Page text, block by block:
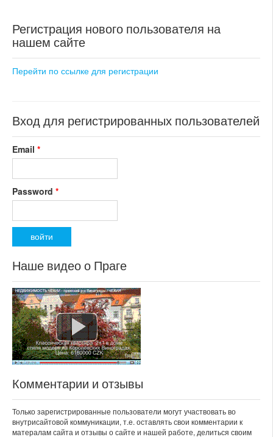
Регистрация нового пользователя на
нашем сайте
Перейти по ссылке для регистрации
Вход для регистрированных пользователей
Email *
Password *
Наше видео о Праге
Комментарии и отзывы
Только зарегистрированные пользователи могут участвовать во
внутрисайтовой коммуникации, т.е. оставлять свои комментарии к
матералам сайта и отзывы о сайте и нашей работе, делиться своим